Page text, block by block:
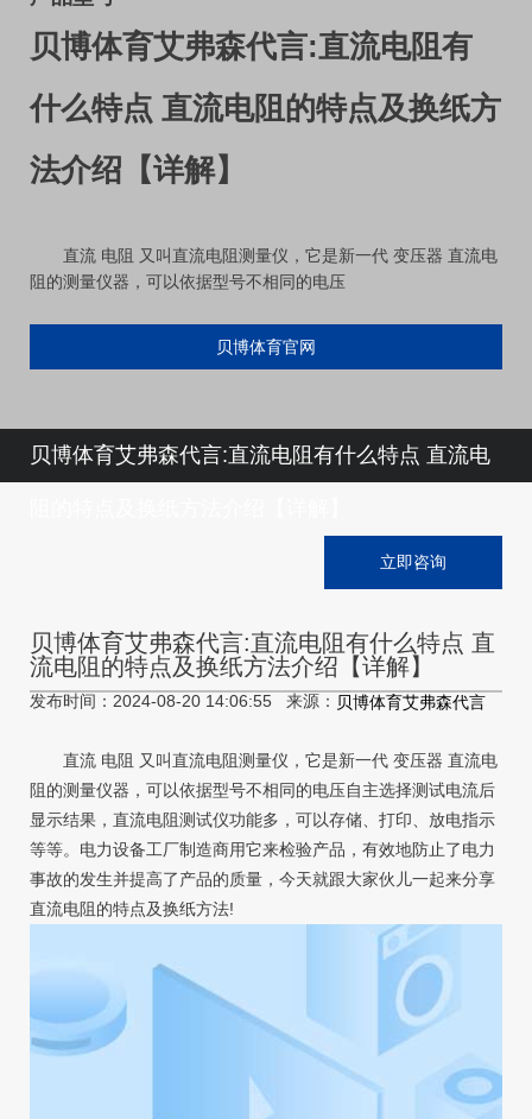
贝博体育艾弗森代言:直流电阻有
什么特点 直流电阻的特点及换纸方
法介绍【详解】
直流 电阻 又叫直流电阻测量仪，它是新一代 变压器 直流电
阻的测量仪器，可以依据型号不相同的电压
贝博体育官网
贝博体育艾弗森代言:直流电阻有什么特点 直流电
立即咨询
贝博体育艾弗森代言:直流电阻有什么特点 直
流电阻的特点及换纸方法介绍【详解】
发布时间：2024-08-20 14:06:55 来源： 贝博体育艾弗森代言
直流 电阻 又叫直流电阻测量仪，它是新一代 变压器 直流电
阻的测量仪器，可以依据型号不相同的电压自主选择测试电流后
显示结果，直流电阻测试仪功能多，可以存储、打印、放电指示
等等。电力设备工厂制造商用它来检验产品，有效地防止了电力
事故的发生并提高了产品的质量，今天就跟大家伙儿一起来分享
直流电阻的特点及换纸方法!